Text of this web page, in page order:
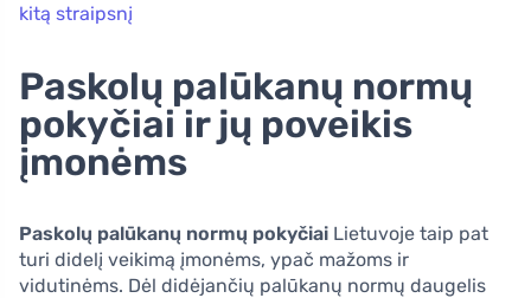
kitą straipsnį
Paskolų palūkanų normų
pokyčiai ir jų poveikis
įmonėms
Paskolų palūkanų normų pokyčiai Lietuvoje taip pat
turi didelį veikimą įmonėms, ypač mažoms ir
vidutinėms. Dėl didėjančių palūkanų normų daugelis